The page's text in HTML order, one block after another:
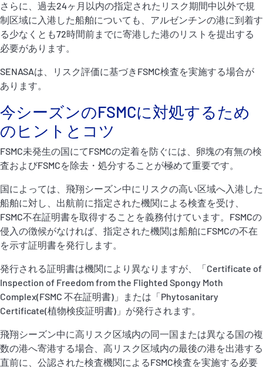
さらに、過去24ヶ月以内の指定されたリスク期間中以外で規
制区域に入港した船舶についても、アルゼンチンの港に到着す
る少なくとも72時間前までに寄港した港のリストを提出する
必要があります。
SENASAは、リスク評価に基づきFSMC検査を実施する場合が
あります。
今シーズンのFSMCに対処するため
のヒントとコツ
FSMC未発生の国にてFSMCの定着を防ぐには、卵塊の有無の検
査およびFSMCを除去・処分することが極めて重要です。
国によっては、飛翔シーズン中にリスクの高い区域へ入港した
船舶に対し、出航前に指定された機関による検査を受け、
FSMC不在証明書を取得することを義務付けています。FSMCの
侵入の徴候がなければ、指定された機関は船舶にFSMCの不在
を示す証明書を発行します。
発行される証明書は機関により異なりますが、「Certificate of
Inspection of Freedom from the Flighted Spongy Moth
Complex(FSMC 不在証明書)」または「Phytosanitary
Certificate(植物検疫証明書)」が発行されます。
飛翔シーズン中に高リスク区域内の同一国または異なる国の複
数の港へ寄港する場合、高リスク区域内の最後の港を出港する
直前に、公認された検査機関によるFSMC検査を実施する必要